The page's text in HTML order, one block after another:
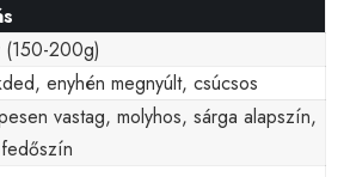
(150-200g)
enyhén megnyúlt, csúcsos
vastag, molyhos, sárga alapszín,